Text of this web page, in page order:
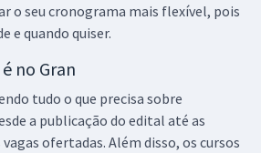
o seu cronograma mais flexível, pois
e quando quiser.
no Gran
tudo o que precisa sobre
a publicação do edital até as
ofertadas. Além disso, os cursos